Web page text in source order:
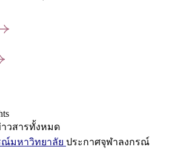
วสารทั้งหมด
ณ์มหาวิทยาลัย ประกาศจุฬาลงกรณ์